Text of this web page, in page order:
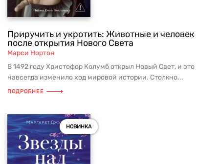
Приручить и укротить: Животные и человек
после открытия Нового Света
Марси Нортон
В 1492 году Христофор Колумб открыл Новый Свет, и это
навсегда изменило ход мировой истории. Столкно...
ПОДРОБНЕЕ
НОВИНКА